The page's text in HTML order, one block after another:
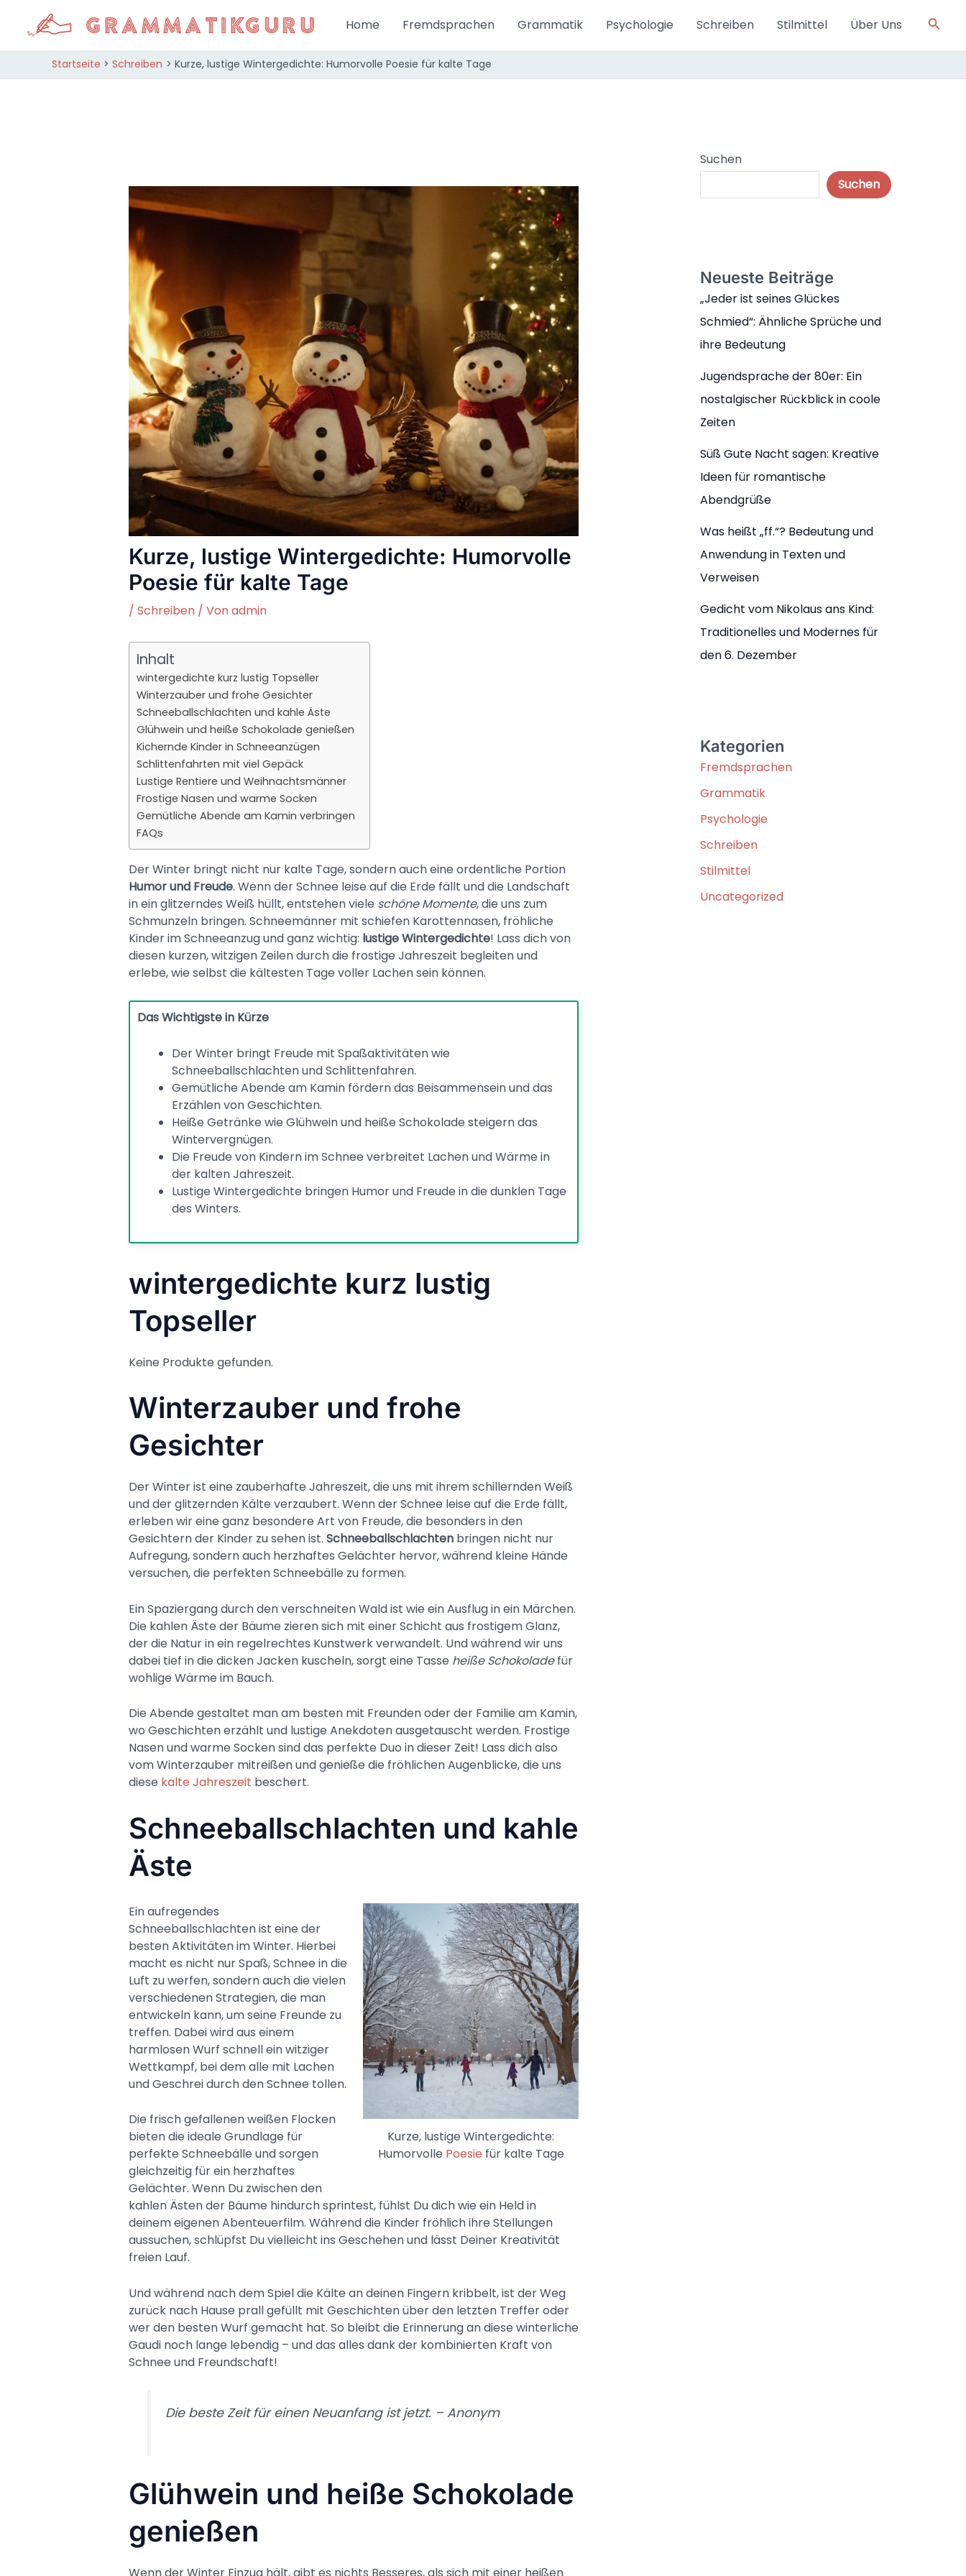
springen
Home Fremdsprachen Grammatik Psychologie Schreiben Stilmittel Über Uns
Startseite Schreiben Kurze, lustige Wintergedichte: Humorvolle Poesie für kalte Tage
Kurze, lustige Wintergedichte: Humorvolle
Poesie für kalte Tage
/ Schreiben/ Vonadmin
Inhalt
wintergedichte kurz lustig Topseller
Winterzauber und frohe Gesichter
Schneeballschlachten und kahle Äste
Glühwein und heiße Schokolade genießen
Kichernde Kinder in Schneeanzügen
Schlittenfahrten mit viel Gepäck
Lustige Rentiere und Weihnachtsmänner
Frostige Nasen und warme Socken
Gemütliche Abende am Kamin verbringen
FAQs
Der Winter bringt nicht nur kalte Tage, sondern auch eine ordentliche Portion
Humor und Freude. Wenn der Schnee leise auf die Erde fällt und die Landschaft
in ein glitzerndes Weiß hüllt, entstehen viele schöne Momente, die uns zum
Schmunzeln bringen. Schneemänner mit schiefen Karottennasen, fröhliche
Kinder im Schneeanzug und ganz wichtig: lustige Wintergedichte! Lass dich von
diesen kurzen, witzigen Zeilen durch die frostige Jahreszeit begleiten und
erlebe, wie selbst die kältesten Tage voller Lachen sein können.
Das Wichtigste in Kürze
Der Winter bringt Freude mit Spaßaktivitäten wie
Schneeballschlachten und Schlittenfahren.
Gemütliche Abende am Kamin fördern das Beisammensein und das
Erzählen von Geschichten.
Heiße Getränke wie Glühwein und heiße Schokolade steigern das
Wintervergnügen.
Die Freude von Kindern im Schnee verbreitet Lachen und Wärme in
der kalten Jahreszeit.
Lustige Wintergedichte bringen Humor und Freude in die dunklen Tage
des Winters.
wintergedichte kurz lustig
Topseller
Keine Produkte gefunden.
Winterzauber und frohe
Gesichter
Der Winter ist eine zauberhafte Jahreszeit, die uns mit ihrem schillernden Weiß
und der glitzernden Kälte verzaubert. Wenn der Schnee leise auf die Erde fällt,
erleben wir eine ganz besondere Art von Freude, die besonders in den
Gesichtern der Kinder zu sehen ist. Schneeballschlachtenbringen nicht nur
Aufregung, sondern auch herzhaftes Gelächter hervor, während kleine Hände
versuchen, die perfekten Schneebälle zu formen.
Ein Spaziergang durch den verschneiten Wald ist wie ein Ausflug in ein Märchen.
Die kahlen Äste der Bäume zieren sich mit einer Schicht aus frostigem Glanz,
der die Natur in ein regelrechtes Kunstwerk verwandelt. Und während wir uns
dabei tief in die dicken Jacken kuscheln, sorgt eine Tasse heiße Schokoladefür
wohlige Wärme im Bauch.
Die Abende gestaltet man am besten mit Freunden oder der Familie am Kamin,
wo Geschichten erzählt und lustige Anekdoten ausgetauscht werden. Frostige
Nasen und warme Socken sind das perfekte Duo in dieser Zeit! Lass dich also
vom Winterzauber mitreißen und genieße die fröhlichen Augenblicke, die uns
diese kalte Jahreszeit beschert.
Schneeballschlachten und kahle
Äste
Kurze, lustige Wintergedichte:
Humorvolle Poesie für kalte Tage
Ein aufregendes
Schneeballschlachten ist eine der
besten Aktivitäten im Winter. Hierbei
macht es nicht nur Spaß, Schnee in die
Luft zu werfen, sondern auch die vielen
verschiedenen Strategien, die man
entwickeln kann, um seine Freunde zu
treffen. Dabei wird aus einem
harmlosen Wurf schnell ein witziger
Wettkampf, bei dem alle mit Lachen
und Geschrei durch den Schnee tollen.
Die frisch gefallenen weißen Flocken
bieten die ideale Grundlage für
perfekte Schneebälle und sorgen
gleichzeitig für ein herzhaftes
Gelächter. Wenn Du zwischen den
kahlen Ästen der Bäume hindurch sprintest, fühlst Du dich wie ein Held in
deinem eigenen Abenteuerfilm. Während die Kinder fröhlich ihre Stellungen
aussuchen, schlüpfst Du vielleicht ins Geschehen und lässt Deiner Kreativität
freien Lauf.
Und während nach dem Spiel die Kälte an deinen Fingern kribbelt, ist der Weg
zurück nach Hause prall gefüllt mit Geschichten über den letzten Treffer oder
wer den besten Wurf gemacht hat. So bleibt die Erinnerung an diese winterliche
Gaudi noch lange lebendig – und das alles dank der kombinierten Kraft von
Schnee und Freundschaft!
Die beste Zeit für einen Neuanfang ist jetzt. – Anonym
Glühwein und heiße Schokolade
genießen
Wenn der Winter Einzug hält, gibt es nichts Besseres, als sich mit einer heißen
Suchen
Suchen
Neueste Beiträge
„Jeder ist seines Glückes
Schmied“: Ähnliche Sprüche und
ihre Bedeutung
Jugendsprache der 80er: Ein
nostalgischer Rückblick in coole
Zeiten
Süß Gute Nacht sagen: Kreative
Ideen für romantische
Abendgrüße
Was heißt „ff.“? Bedeutung und
Anwendung in Texten und
Verweisen
Gedicht vom Nikolaus ans Kind:
Traditionelles und Modernes für
den 6. Dezember
Kategorien
Fremdsprachen
Grammatik
Psychologie
Schreiben
Stilmittel
Uncategorized